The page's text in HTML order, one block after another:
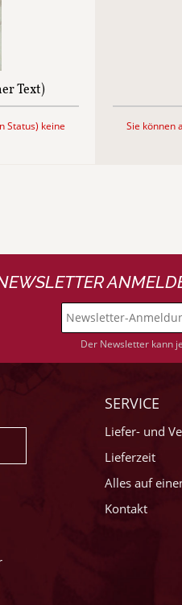
Text)
Status) keine
Sie können
Der Newsletter kann
SERVICE
Liefer- und
Lieferzeit
Alles auf
Kontakt